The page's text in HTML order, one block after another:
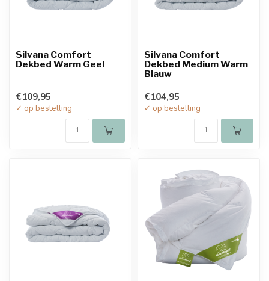
Silvana Comfort
Dekbed Warm Geel
€109,95
✓ op bestelling
Silvana Comfort
Dekbed Medium Warm
Blauw
€104,95
✓ op bestelling